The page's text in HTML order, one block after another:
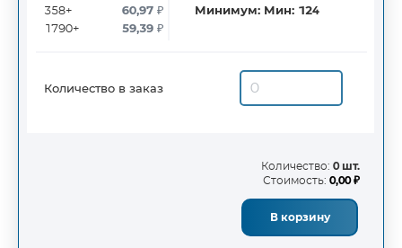
358+
1790+
60,97₽
59,39₽
Минимум: Мин: 124
Количество в заказ
Количество: 0 шт.
Стоимость: 0,00 ₽
В корзину